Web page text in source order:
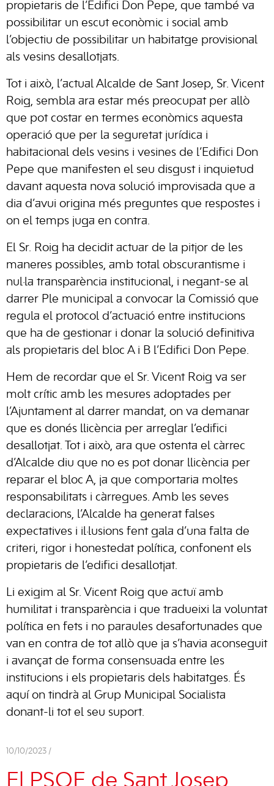
propietaris de l’Edifici Don Pepe, que també va
possibilitar un escut econòmic i social amb
l’objectiu de possibilitar un habitatge provisional
als vesins desallotjats.
Tot i això, l’actual Alcalde de Sant Josep, Sr. Vicent
Roig, sembla ara estar més preocupat per allò
que pot costar en termes econòmics aquesta
operació que per la seguretat jurídica i
habitacional dels vesins i vesines de l’Edifici Don
Pepe que manifesten el seu disgust i inquietud
davant aquesta nova solució improvisada que a
dia d’avui origina més preguntes que respostes i
on el temps juga en contra.
El Sr. Roig ha decidit actuar de la pitjor de les
maneres possibles, amb total obscurantisme i
nul·la transparència institucional, i negant-se al
darrer Ple municipal a convocar la Comissió que
regula el protocol d’actuació entre institucions
que ha de gestionar i donar la solució definitiva
als propietaris del bloc A i B l’Edifici Don Pepe.
Hem de recordar que el Sr. Vicent Roig va ser
molt crític amb les mesures adoptades per
l’Ajuntament al darrer mandat, on va demanar
que es donés llicència per arreglar l’edifici
desallotjat. Tot i això, ara que ostenta el càrrec
d’Alcalde diu que no es pot donar llicència per
reparar el bloc A, ja que comportaria moltes
responsabilitats i càrregues. Amb les seves
declaracions, l’Alcalde ha generat falses
expectatives i il·lusions fent gala d’una falta de
criteri, rigor i honestedat política, confonent els
propietaris de l’edifici desallotjat.
Li exigim al Sr. Vicent Roig que actuï amb
humilitat i transparència i que tradueixi la voluntat
política en fets i no paraules desafortunades que
van en contra de tot allò que ja s’havia aconseguit
i avançat de forma consensuada entre les
institucions i els propietaris dels habitatges. És
aquí on tindrà al Grup Municipal Socialista
donant-li tot el seu suport.
10/10/2023 /
El PSOE de Sant Josep